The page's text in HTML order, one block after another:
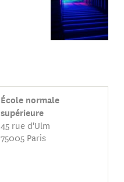
École normale
supérieure
45 rue d'Ulm
75005 Paris